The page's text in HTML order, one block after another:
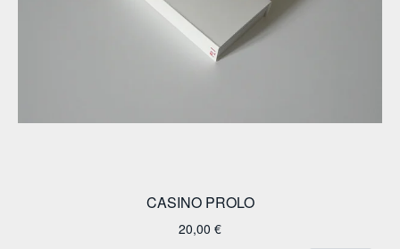
CASINO PROLO
20,00 €